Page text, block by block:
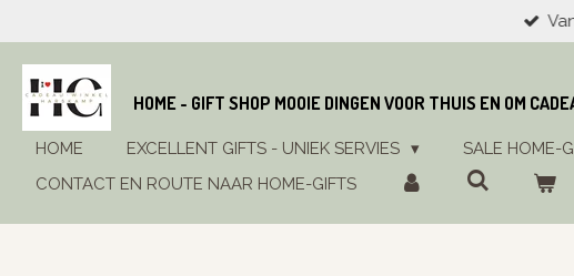
direct
naar
de
hoofdinhoud
HOME - GIFT SHOP MOOIE DINGEN VOOR THUIS EN OM
HOME EXCELLENT GIFTS - UNIEK SERVIES SALE HOME-
CONTACT EN ROUTE NAAR HOME-GIFTS